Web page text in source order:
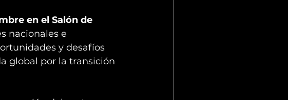
en el Salón de
nacionales e
y desafíos
global por la transición